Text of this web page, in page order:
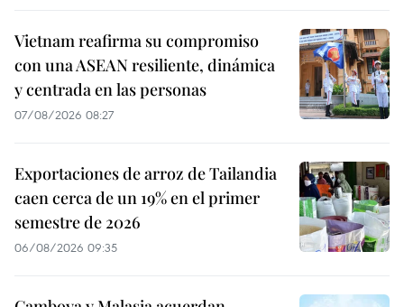
Vietnam reafirma su compromiso
con una ASEAN resiliente, dinámica
y centrada en las personas
07/08/2026 08:27
Exportaciones de arroz de Tailandia
caen cerca de un 19% en el primer
semestre de 2026
06/08/2026 09:35